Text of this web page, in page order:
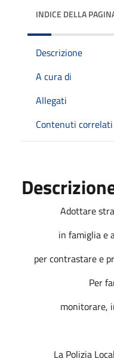
INDICE DELLA
Descrizione
A cura di
Allegati
Contenuti correlati
Adottare
in famiglia e
per contrastare e
Per
monitorare,
La Polizia